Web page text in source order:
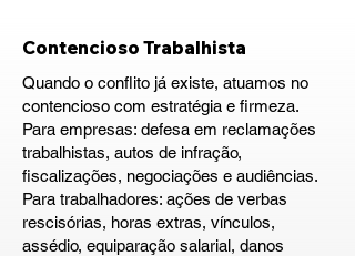
Contencioso Trabalhista
Quando o conflito já existe, atuamos no
contencioso com estratégia e firmeza.
Para empresas: defesa em reclamações
trabalhistas, autos de infração,
fiscalizações, negociações e audiências.
Para trabalhadores: ações de verbas
rescisórias, horas extras, vínculos,
assédio, equiparação salarial, danos